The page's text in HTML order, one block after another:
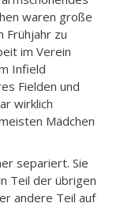
waren große
Frühjahr zu
im Verein
Infield
Fielden und
wirklich
Mädchen
separiert. Sie
Teil der übrigen
andere Teil auf